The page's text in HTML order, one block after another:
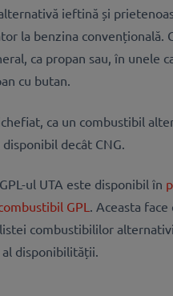
ieftină și
la benzina convențională.
ca propan sau, în unele
cu butan.
ca un combustibil
decât CNG.
ul UTA este disponibil în
GPL . Aceasta face
combustibililor
disponibilității.